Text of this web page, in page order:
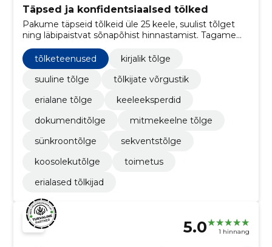
Täpsed ja konfidentsiaalsed tõlked
Pakume täpseid tõlkeid üle 25 keele, suulist tõlget
ning läbipaistvat sõnapõhist hinnastamist. Tagame
konfidentsiaalsuse ja õigeaegse kohaletoimetamise.
tõlketeenused
kirjalik tõlge
suuline tõlge
tõlkijate võrgustik
erialane tõlge
keeleeksperdid
dokumenditõlge
mitmekeelne tõlge
sünkroontõlge
sekventstõlge
koosolekutõlge
toimetus
erialased tõlkijad
5.0 1 hinnang